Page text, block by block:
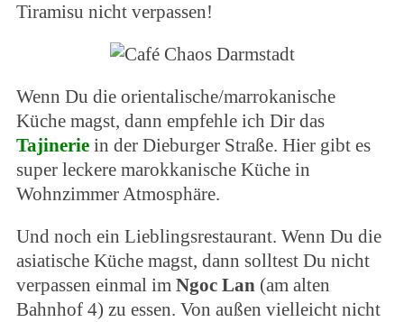
Tiramisu nicht verpassen!
Wenn Du die orientalische/marrokanische
Küche magst, dann empfehle ich Dir das
Tajineriein der Dieburger Straße. Hier gibt es
super leckere marokkanische Küche in
Wohnzimmer Atmosphäre.
Und noch ein Lieblingsrestaurant. Wenn Du die
asiatische Küche magst, dann solltest Du nicht
verpassen einmal im Ngoc Lan (am alten
Bahnhof 4) zu essen. Von außen vielleicht nicht